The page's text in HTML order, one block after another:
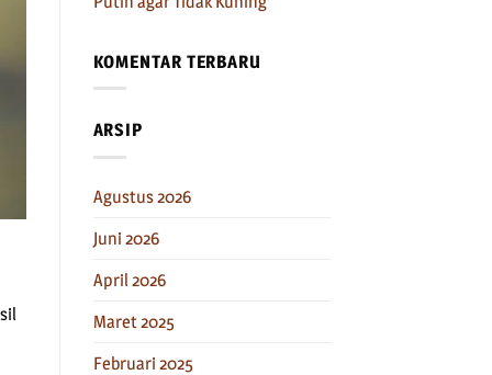
KOMENTAR TERBARU
ARSIP
Agustus 2026
Juni 2026
April 2026
Maret 2025
Februari 2025